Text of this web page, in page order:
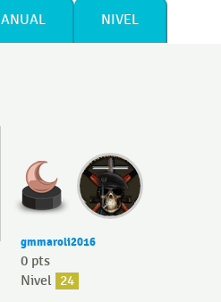
ANUAL NIVEL
gmmaroli2016
0 pts
Nivel 24